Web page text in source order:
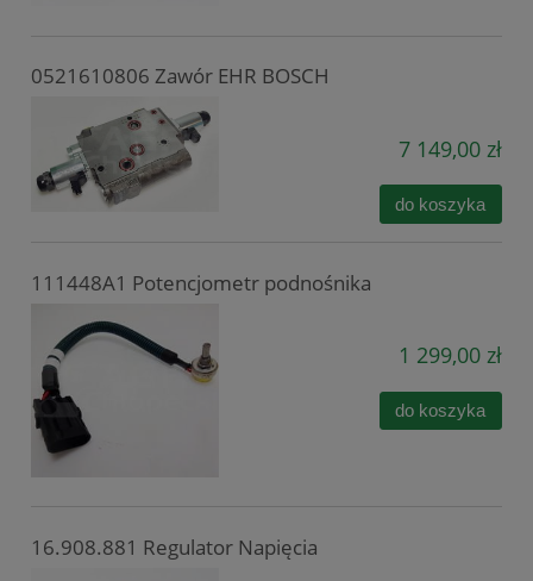
0521610806 Zawór EHR BOSCH
7 149,00 zł
do koszyka
111448A1 Potencjometr podnośnika
1 299,00 zł
do koszyka
16.908.881 Regulator Napięcia